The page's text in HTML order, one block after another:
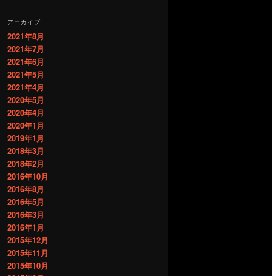
アーカイブ
2021年8月
2021年7月
2021年6月
2021年5月
2021年4月
2020年5月
2020年4月
2020年1月
2019年1月
2018年3月
2018年2月
2016年10月
2016年8月
2016年5月
2016年3月
2016年1月
2015年12月
2015年11月
2015年10月